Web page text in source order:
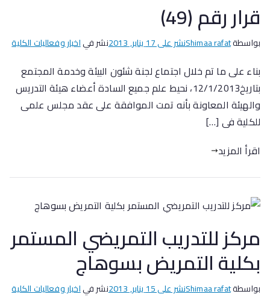
قرار رقم (49)
بواسطةShimaa rafatنشر على17 يناير, 2013 نشر فياخبار وفعاليات الكلية
بناء على ما تم خلال اجتماع لجنة شئون البيئة وخدمة المجتمع
بتاريخ12/1/2013، نحيط علم جميع السادة أعضاء هيئة التدريس
والهيئة المعاونة بأنه تمت الموافقة على عقد مجلس علمى
للكلية فى […]
اقرأ المزيد
مركز للتدريب التمريضي المستمر
بكلية التمريض بسوهاج
بواسطةShimaa rafatنشر على15 يناير, 2013 نشر فياخبار وفعاليات الكلية